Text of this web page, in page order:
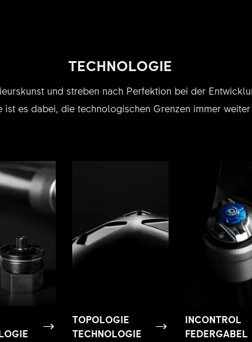
TECHNOLOGIE
und streben nach Perfektion bei der
ist es dabei, die technologischen Grenzen immer
TOPOLOGIE
TECHNOLOGIE
INCONTROL
FEDERGABEL